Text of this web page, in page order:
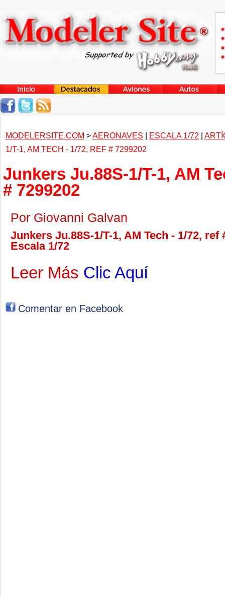
MODELERSITE.COM >AERONAVES | ESCALA 1/72 |
1/T-1, AM TECH - 1/72, REF # 7299202
Junkers Ju.88S-1/T-1, AM
# 7299202
Por Giovanni Galvan
Junkers Ju.88S-1/T-1, AM Tech - 1/72, ref
Escala 1/72
Leer Más Clic Aquí
Comentar en Facebook